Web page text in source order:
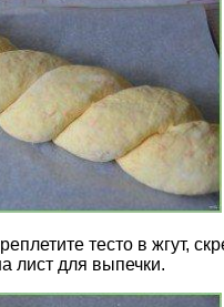
тесто в жгут,
лист для выпечки.